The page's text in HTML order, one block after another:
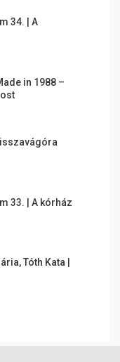
34. | A
in 1988 –
33. | A kórház
Tóth Kata |